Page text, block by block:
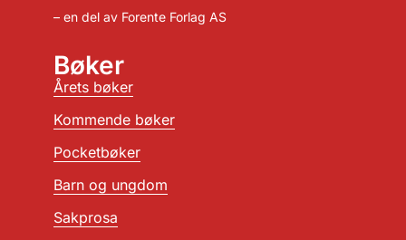
– en del av Forente Forlag AS
Bøker
Årets bøker
Kommende bøker
Pocketbøker
Barn og ungdom
Sakprosa